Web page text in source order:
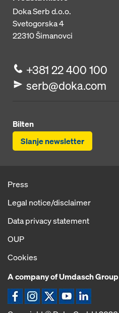
Doka Serb d.o.o.
Svetogorska 4
22310Šimanovci
+381 22 400 100
serb@doka.com
Bilten
Slanje newsletter
Press
Legal notice/disclaimer
Data privacy statement
OUP
Cookies
A company of Umdasch Group